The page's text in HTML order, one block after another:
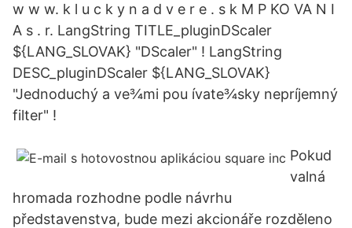
w w w. k l u c k y n a d v e r e . s k M P KO VA N I
A s . r. LangString TITLE_pluginDScaler
${LANG_SLOVAK} "DScaler" ! LangString
DESC_pluginDScaler ${LANG_SLOVAK}
"Jednoduchý a ve¾mi pou ívate¾sky nepríjemný
filter" !
Pokud
valná
hromada rozhodne podle návrhu
představenstva, bude mezi akcionáře rozděleno